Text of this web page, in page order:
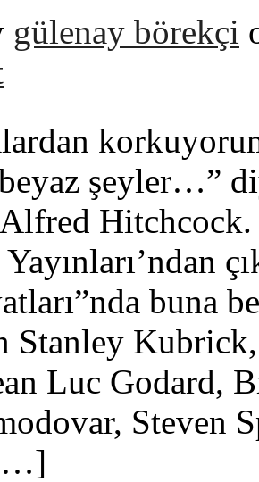
gülenay börekçi
şeyler…”
Hitchcock.
buna
Stanley
Luc Godard,
Steven